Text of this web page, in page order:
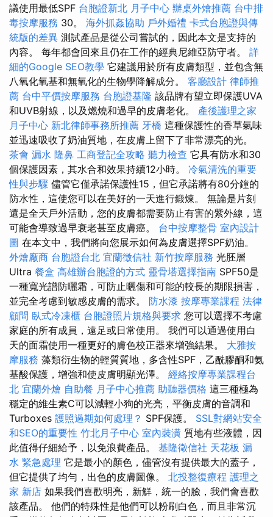
議使用最低SPF 台胞證新北 月子中心 辦桌外燴推薦 台中排
毒按摩服務 30。 海外抓姦協助 戶外婚禮 卡式台胞證與傳
統版的差異 測試產品是從公司嘗試的，因此本文是支持的
內容。 每年都會回來且仍在工作的經典尼維亞防守者。 詳
細的Google SEO教學 它建議用於所有皮膚類型，並包含無
八氧化氧基和無氧化的生物學降解成分。 客廳設計 律師推
薦 台中平價按摩服務 台胞證基隆 該品牌有望立即保護UVA
和UVB射線，以及燃燒和過早的皮膚老化。 產後護理之家
月子中心 新北律師事務所推薦 牙橋 這種保護性的香草氣味
並迅速吸收了奶油質地，在皮膚上留下了非常漂亮的光。
茶會 漏水 隆鼻 工商登記全攻略 聽力檢查 它具有防水和30
個保護因素，其水合和效果持續12小時。 冷氣清洗的重要
性與步驟 儘管它僅承諾保護性15，但它承諾將有80分鐘的
防水性，這使您可以在美好的一天進行鍛煉。 無論是片刻
還是全天戶外活動，您的皮膚都需要防止有害的紫外線，這
可能會導致過早衰老甚至皮膚癌。 台中按摩整骨 室內設計
圖 在本文中，我們將向您展示如何為皮膚選擇SPF奶油。
外燴廠商 台胞證台北 宜蘭徵信社 新竹按摩服務 光胚層
Ultra 餐盒 高雄辦台胞證的方式 靈骨塔選擇指南 SPF50是
一種寬光譜防曬霜，可防止曬傷和可能的較長的期限損害，
並完全考慮到敏感皮膚的需求。 防水漆 按摩專業課程 法律
顧問 臥式冷凍櫃 台胞證照片規格與要求 您可以選擇不考慮
家庭的所有成員，遠足或日常使用。 我們可以通過使用白
天的面霜使用一種更好的膚色校正器來增強結果。 大雅按
摩服務 藻類衍生物的輕質質地，多含性SPF，乙酰膠酮和氨
基酸保護，增強和使皮膚明顯光澤。 經絡按摩專業課程台
北 宜蘭外燴 自助餐 月子中心推薦 助聽器價格 這三種極為
穩定的維生素C可以減輕小狗的光亮，平衡皮膚的音調和
Turboxes 護照過期如何處理？ SPF保護。 SSL對網站安全
和SEO的重要性 竹北月子中心 室內裝潢 質地有些液體，因
此值得仔細給予，以免浪費產品。 基隆徵信社 天花板 漏
水 緊急處理 它是最小的顏色，儘管沒有提供最大的蓋子，
但它提供了均勻，出色的皮膚圖像。 北投整復療程 護理之
家 新店 如果我們喜歡明亮，新鮮，統一的臉，我們會喜歡
該產品。 他們的特殊性是他們可以粉刷白色，而且非常沉